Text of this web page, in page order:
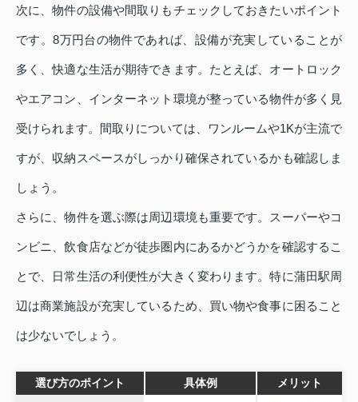
次に、物件の設備や間取りもチェックしておきたいポイント
です。8万円台の物件であれば、設備が充実していることが
多く、快適な生活が期待できます。たとえば、オートロック
やエアコン、インターネット環境が整っている物件が多く見
受けられます。間取りについては、ワンルームや1Kが主流で
すが、収納スペースがしっかり確保されているかも確認しま
しょう。
さらに、物件を選ぶ際は周辺環境も重要です。スーパーやコ
ンビニ、飲食店などが徒歩圏内にあるかどうかを確認するこ
とで、日常生活の利便性が大きく変わります。特に蒲田駅周
辺は商業施設が充実しているため、買い物や食事に困ること
は少ないでしょう。
選び方のポイント 具体例 メリット